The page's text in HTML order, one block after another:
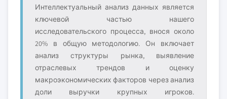
Интеллектуальный анализ данных является
ключевой частью нашего
исследовательского процесса, внося около
20% в общую методологию. Он включает
анализ структуры рынка, выявление
отраслевых трендов и оценку
макроэкономических факторов через анализ
доли выручки крупных игроков.